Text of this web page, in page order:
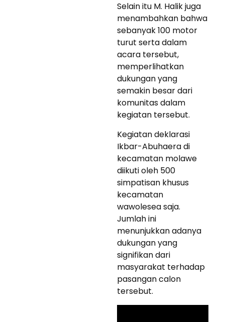
Selain itu M. Halik juga
menambahkan bahwa
sebanyak 100 motor
turut serta dalam
acara tersebut,
memperlihatkan
dukungan yang
semakin besar dari
komunitas dalam
kegiatan tersebut.
Kegiatan deklarasi
Ikbar-Abuhaera di
kecamatan molawe
diikuti oleh 500
simpatisan khusus
kecamatan
wawolesea saja.
Jumlah ini
menunjukkan adanya
dukungan yang
signifikan dari
masyarakat terhadap
pasangan calon
tersebut.